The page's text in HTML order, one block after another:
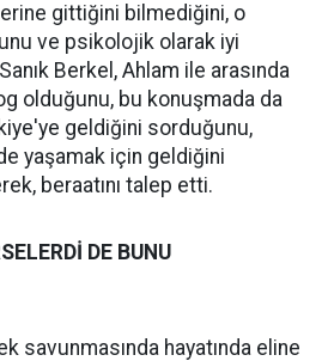
gittiğini bilmediğini, o
ve psikolojik olarak iyi
Berkel, Ahlam ile arasında
olduğunu, bu konuşmada da
geldiğini sorduğunu,
yaşamak için geldiğini
beraatını talep etti.
DE BUNU
savunmasında hayatında eline